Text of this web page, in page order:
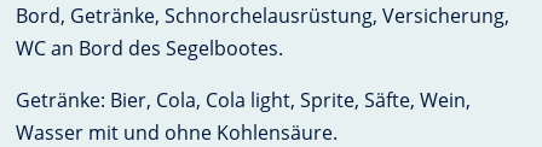
Bord, Getränke, Schnorchelausrüstung, Versicherung,
WC an Bord des Segelbootes.
Getränke: Bier, Cola, Cola light, Sprite, Säfte, Wein,
Wasser mit und ohne Kohlensäure.